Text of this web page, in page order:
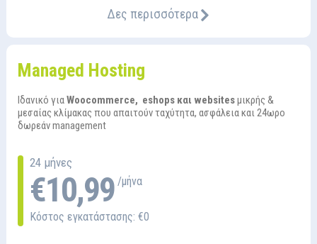
Δες περισσότερα
Managed Hosting
Ιδανικό γιαWoocommerce, eshops και websitesμικρής &
μεσαίας κλίμακας που απαιτούν ταχύτητα, ασφάλεια και 24ωρο
δωρεάν management
24 μήνες
€10,99 /μήνα
Κόστος εγκατάστασης: €0